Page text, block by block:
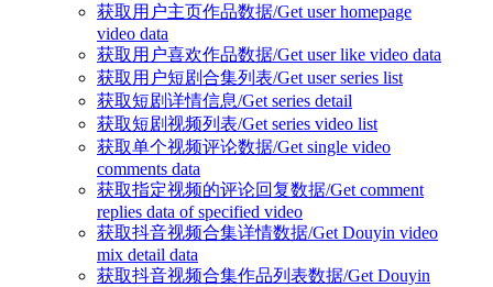
获取用户主页作品数据/Get user homepage
video data
获取用户喜欢作品数据/Get user like video data
获取用户短剧合集列表/Get user series list
获取短剧详情信息/Get series detail
获取短剧视频列表/Get series video list
获取单个视频评论数据/Get single video
comments data
获取指定视频的评论回复数据/Get comment
replies data of specified video
获取抖音视频合集详情数据/Get Douyin video
mix detail data
获取抖音视频合集作品列表数据/Get Douyin